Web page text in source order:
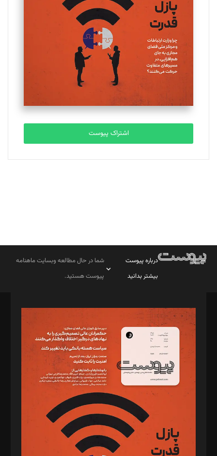
یسنا امان‌پور
تحریریه
ملینا جعفری
تحریریه
مصطفی مسجدی آرانی
تحریریه
بابک نقاش
تحریریه
اشتراک پیوست
درباره پیوست
بیشتر بدانید
شما در حال مطالعه وبسایت ماهنامه
پیوست هستید.
مدیر مسئول: محمدباقر اثنی‌عشری
سردبیر: مهرک محمودی
دبیر تحریریه: میثم قاسمی
د‌بیر ناداستان: سمانه سمیع
د‌بیر خدمت و تجارت: ابوالفضل رجبی
د‌بیر حقوق فناوری: حسام‌الدین ایپکچی
د‌بیر پیوست جهان: مینا پاکدل
د‌بیر تحریریه آنلاین: بابک نقاش
تحریریه‌: مجتبی محمود‌ی، آرش برهمند، یسنا امان‌پور، سروش کرمیان،
مصطفی مسجدی آرانی، ابوالفضل رجبی، زهرا فکرانه، فائزه فتحی
رستمی،مصطفی باستان